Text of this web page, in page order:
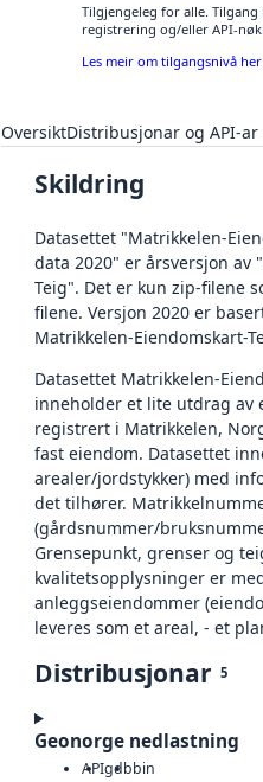
Tilgjengeleg for alle.
registrering og/eller API-
Les meir om tilgangsnivå her
OversiktDistribusjonar og API-ar
Skildring
Datasettet "Matrikkelen-
data 2020" er årsversjon av
Teig". Det er kun zip-filene
filene. Versjon 2020 er
Matrikkelen-Eiendomskart-
Datasettet Matrikkelen-
inneholder et lite utdrag av
registrert i Matrikkelen,
fast eiendom. Datasettet
arealer/jordstykker) med
det tilhører.
(gårdsnummer/
Grensepunkt, grenser og
kvalitetsopplysninger er
anleggseiendommer
leveres som et areal, - et
Distribusjonar 5
Geonorge nedlastning
APIgdbbin